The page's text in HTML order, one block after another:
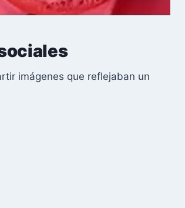
imágenes que reflejaban un